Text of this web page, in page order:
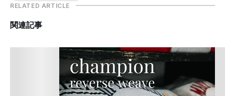
RELATED ARTICLE
関連記事